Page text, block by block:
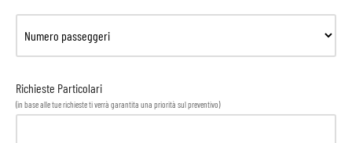
Richieste Particolari
(in base alle tue richieste ti verrà garantita una priorità sul preventivo)